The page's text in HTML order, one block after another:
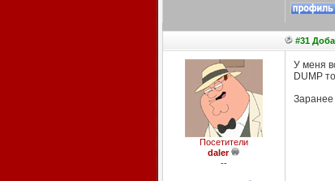
#31
Посетители
daler
--
У меня
DUMP